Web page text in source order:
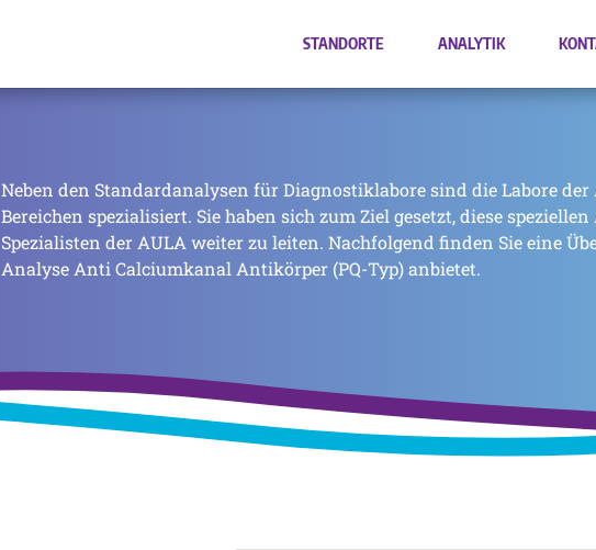
STANDORTE ANALYTIK
Neben den Standardanalysen für Diagnostiklabore sind die Labore
Bereichen spezialisiert. Sie haben sich zum Ziel gesetzt, diese
Spezialisten der AULA weiter zu leiten. Nachfolgend finden Sie eine
Analyse Anti Calciumkanal Antikörper (PQ-Typ) anbietet.